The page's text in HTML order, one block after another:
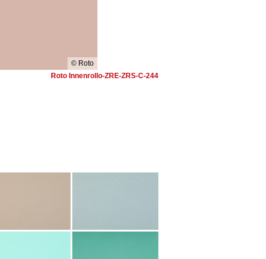
© Roto
Roto Innenrollo-ZRE-ZRS-C-244